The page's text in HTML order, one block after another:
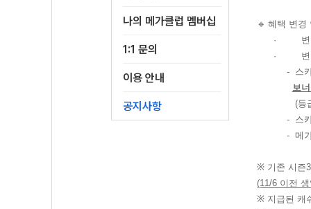
나의 메가클럽 멤버십
1:1 문의
이용 안내
공지사항
🔹 혜택 변경
·
·
-스카
보
(등급
-스
-메
※ 기존 시즌3
(11/6 이전
※ 지급된 캐